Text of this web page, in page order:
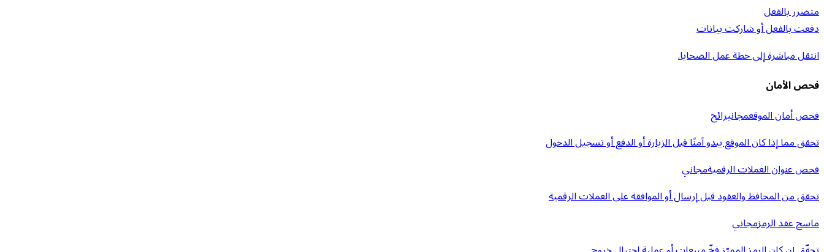
متضرر بالفعل
دفعت بالفعل أو شاركت بيانات
انتقل مباشرة إلى خطة عمل الضحايا.
فحص الأمان
فحص أمان الموقعمجانيرائج
تحقق مما إذا كان الموقع يبدو آمنًا قبل الزيارة أو الدفع أو تسجيل الدخول
فحص عنوان العملات الرقميةمجاني
تحقق من المحافظ والعقود قبل إرسال أو الموافقة على العملات الرقمية
ماسح عقد الرمزمجاني